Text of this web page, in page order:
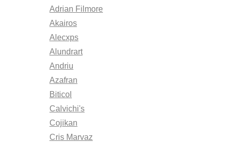
Adrian Filmore
Akairos
Alecxps
Alundrart
Andriu
Azafran
Biticol
Calvichi's
Cojikan
Cris Marvaz